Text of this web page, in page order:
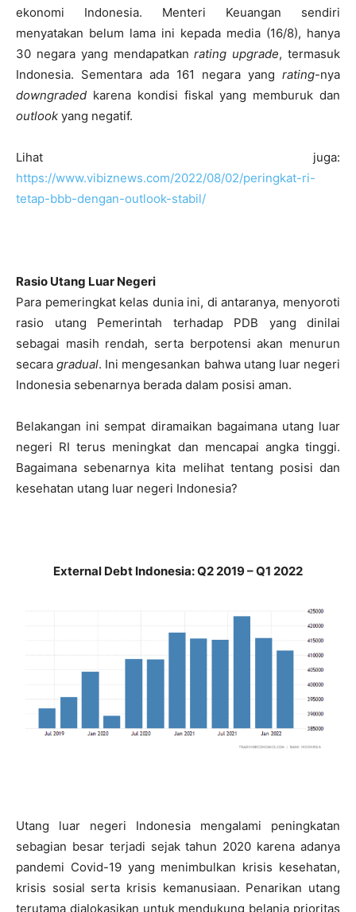
ekonomi Indonesia. Menteri Keuangan sendiri
menyatakan belum lama ini kepada media (16/8), hanya
30 negara yang mendapatkanrating upgrade, termasuk
Indonesia. Sementara ada 161 negara yang rating-nya
downgraded karena kondisi fiskal yang memburuk dan
outlook yang negatif.
Lihat juga:
https://www.vibiznews.com/2022/08/02/peringkat-ri-
tetap-bbb-dengan-outlook-stabil/
Rasio Utang Luar Negeri
Para pemeringkat kelas dunia ini, di antaranya, menyoroti
rasio utang Pemerintah terhadap PDB yang dinilai
sebagai masih rendah, serta berpotensi akan menurun
secaragradual. Ini mengesankan bahwa utang luar negeri
Indonesia sebenarnya berada dalam posisi aman.
Belakangan ini sempat diramaikan bagaimana utang luar
negeri RI terus meningkat dan mencapai angka tinggi.
Bagaimana sebenarnya kita melihat tentang posisi dan
kesehatan utang luar negeri Indonesia?
External Debt Indonesia: Q2 2019 – Q1 2022
Utang luar negeri Indonesia mengalami peningkatan
sebagian besar terjadi sejak tahun 2020 karena adanya
pandemi Covid-19 yang menimbulkan krisis kesehatan,
krisis sosial serta krisis kemanusiaan. Penarikan utang
terutama dialokasikan untuk mendukung belanja prioritas